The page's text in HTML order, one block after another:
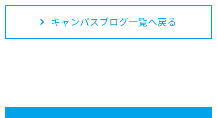
キャンパスブログ一覧へ戻る